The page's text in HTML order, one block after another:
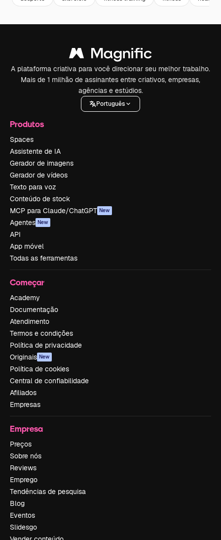
A plataforma criativa para você direcionar seu melhor trabalho.
Mais de 1 milhão de assinantes entre criativos, empresas,
agências e estúdios.
Português
Produtos
Spaces
Assistente de IA
Gerador de imagens
Gerador de vídeos
Texto para voz
Conteúdo de stock
MCP para Claude/ChatGPT New
Agentes New
API
App móvel
Todas as ferramentas
Começar
Academy
Documentação
Atendimento
Termos e condições
Política de privacidade
Originais New
Política de cookies
Central de confiabilidade
Afiliados
Empresas
Empresa
Preços
Sobre nós
Reviews
Emprego
Tendências de pesquisa
Blog
Eventos
Slidesgo